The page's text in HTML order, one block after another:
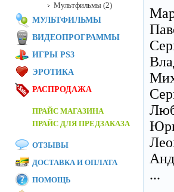
...
Мультфильмы (2)
МУЛЬТФИЛЬМЫ
ВИДЕОПРОГРАММЫ
ИГРЫ PS3
ЭРОТИКА
РАСПРОДАЖА
ПРАЙС МАГАЗИНА
ПРАЙС ДЛЯ ПРЕДЗАКАЗА
ОТЗЫВЫ
ДОСТАВКА И ОПЛАТА
ПОМОЩЬ